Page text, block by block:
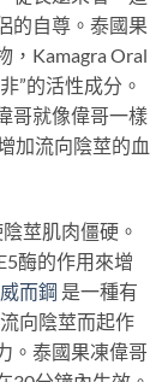
的自尊。泰國果
，Kamagra Oral
”的活性成分。
哥就像偉哥一樣
加流向陰莖的血
莖肌肉僵硬。
酶的作用來增
而鋼 是一種有
向陰莖而起作
。泰國果凍偉哥